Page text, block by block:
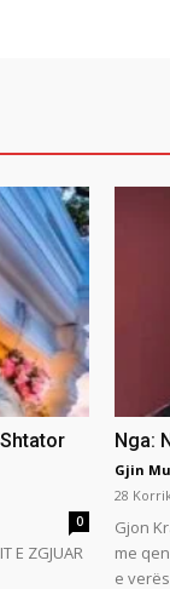
0
E ZGJUAR
Nga:
Gjin
28
Gjon
me
e